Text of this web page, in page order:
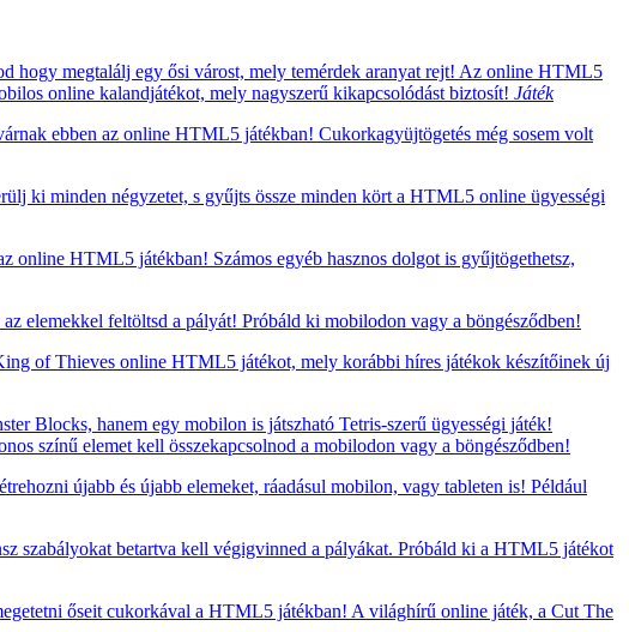
hogy megtalálj egy ősi várost, mely temérdek aranyat rejt! Az online HTML5
online kalandjátékot, mely nagyszerű kikapcsolódást biztosít! Játék
ebben az online HTML5 játékban! Cukorkagyüjtögetés még sosem volt
ki minden négyzetet, s gyűjts össze minden kört a HTML5 online ügyességi
online HTML5 játékban! Számos egyéb hasznos dolgot is gyűjtögethetsz,
elemekkel feltöltsd a pályát! Próbáld ki mobilodon vagy a böngésződben!
of Thieves online HTML5 játékot, mely korábbi híres játékok készítőinek új
Blocks, hanem egy mobilon is játszható Tetris-szerű ügyességi játék!
színű elemet kell összekapcsolnod a mobilodon vagy a böngésződben!
újabb és újabb elemeket, ráadásul mobilon, vagy tableten is! Például
szabályokat betartva kell végigvinned a pályákat. Próbáld ki a HTML5 játékot
őseit cukorkával a HTML5 játékban! A világhírű online játék, a Cut The